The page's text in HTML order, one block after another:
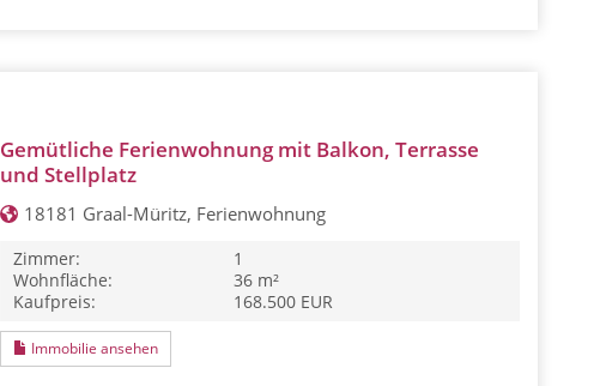
Gemütliche Ferienwohnung mit Balkon, Terrasse
und Stellplatz
18181 Graal-Müritz, Ferienwohnung
Zimmer:
1
Wohnfläche:
36 m²
Kaufpreis:
168.500 EUR
Immobilie ansehen